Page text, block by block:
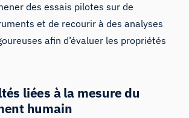
des essais pilotes sur de
et de recourir à des analyses
afin d’évaluer les propriétés
liées à la mesure du
humain